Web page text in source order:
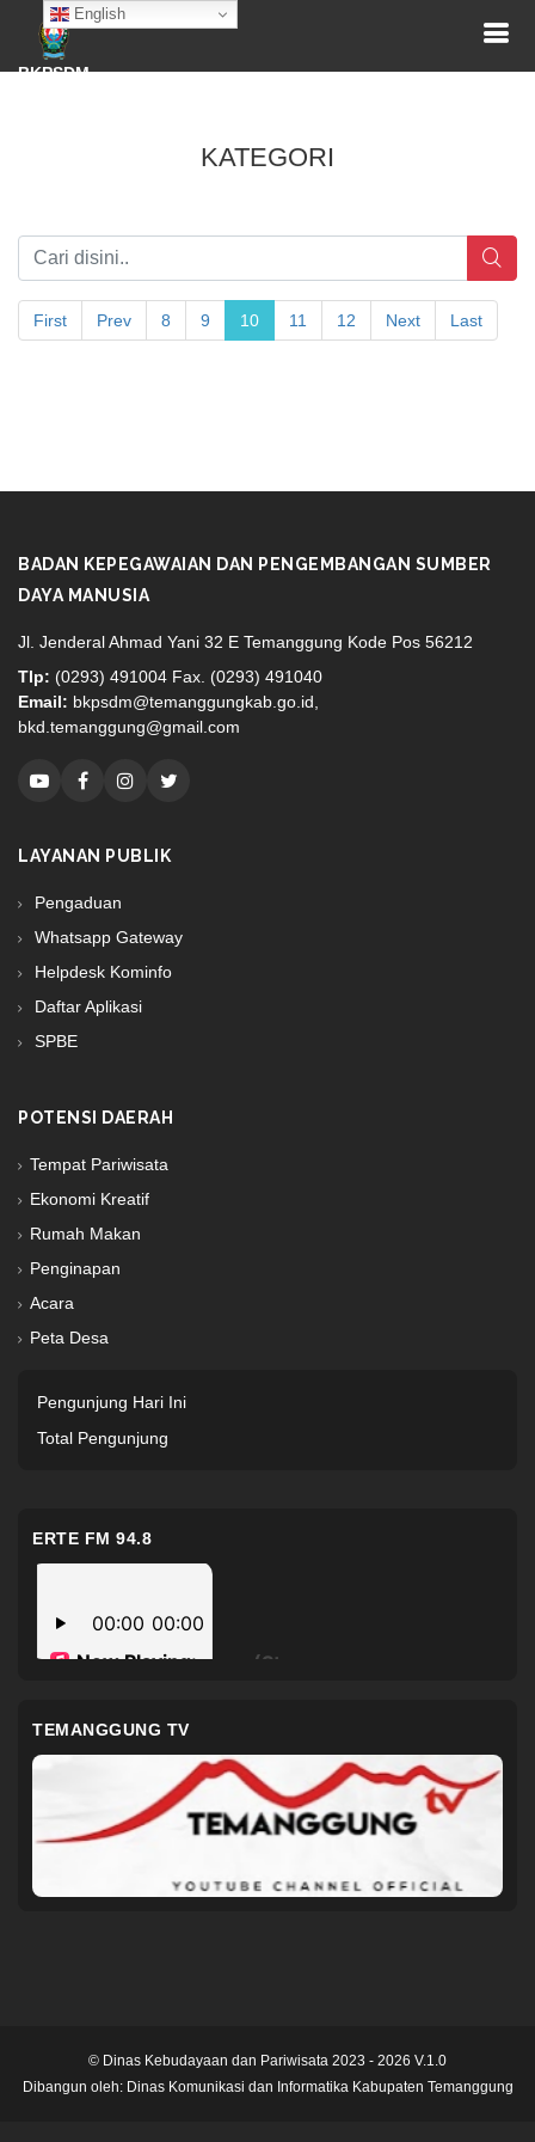
English
BKPSDM
KATEGORI
First Prev 8 9 10 11 12 Next Last
BADAN KEPEGAWAIAN DAN PENGEMBANGAN SUMBER
DAYA MANUSIA
Jl. Jenderal Ahmad Yani 32 E Temanggung Kode Pos 56212
Tlp: (0293) 491004 Fax. (0293) 491040
Email: bkpsdm@temanggungkab.go.id,
bkd.temanggung@gmail.com
LAYANAN PUBLIK
Pengaduan
Whatsapp Gateway
Helpdesk Kominfo
Daftar Aplikasi
SPBE
POTENSI DAERAH
Tempat Pariwisata
Ekonomi Kreatif
Rumah Makan
Penginapan
Acara
Peta Desa
Pengunjung Hari Ini
Total Pengunjung
ERTE FM 94.8
TEMANGGUNG TV
© Dinas Kebudayaan dan Pariwisata 2023 - 2026 V.1.0
Dibangun oleh: Dinas Komunikasi dan Informatika Kabupaten Temanggung